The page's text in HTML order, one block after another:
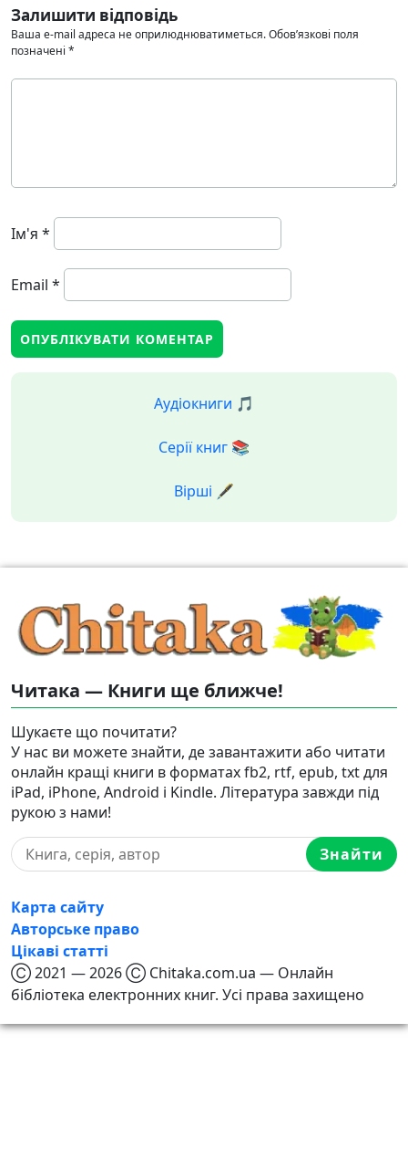
Залишити відповідь
Ваша e-mail адреса не оприлюднюватиметься.Обов’язкові поля
позначені *
Ім'я *
Email *
Аудіокниги 🎵
Серії книг 📚
Вірші 🖋️
Читака — Книги ще ближче!
Шукаєте що почитати?
У нас ви можете знайти, де завантажити або читати
онлайн кращі книги в форматах fb2, rtf, epub, txt для
iPad, iPhone, Android і Kindle. Література завжди під
рукою з нами!
Знайти
Карта сайту
Авторське право
Цікаві статті
Ⓒ 2021 — 2026 Ⓒ Chitaka.com.ua — Онлайн
бібліотека електронних книг. Усі права захищено